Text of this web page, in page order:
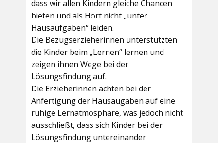
dass wir allen Kindern gleiche Chancen
bieten und als Hort nicht „unter
Hausaufgaben“ leiden.
Die Bezugserzieherinnen unterstützten
die Kinder beim „Lernen“ lernen und
zeigen ihnen Wege bei der
Lösungsfindung auf.
Die Erzieherinnen achten bei der
Anfertigung der Hausaugaben auf eine
ruhige Lernatmosphäre, was jedoch nicht
ausschließt, dass sich Kinder bei der
Lösungsfindung untereinander